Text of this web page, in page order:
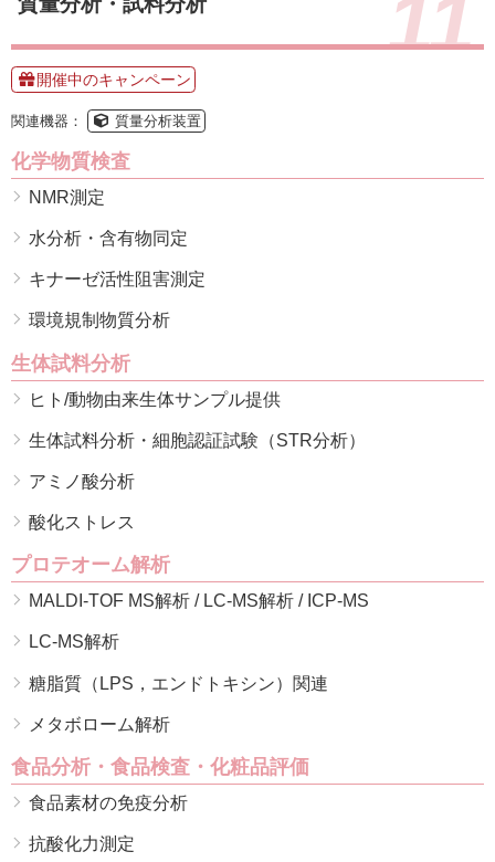
11
開催中のキャンペーン
関連機器： 質量分析装置
化学物質検査
NMR測定
水分析・含有物同定
キナーゼ活性阻害測定
環境規制物質分析
生体試料分析
ヒト/動物由来生体サンプル提供
生体試料分析・細胞認証試験（STR分析）
アミノ酸分析
酸化ストレス
プロテオーム解析
MALDI-TOF MS解析 / LC-MS解析 / ICP-MS
LC-MS解析
糖脂質（LPS，エンドトキシン）関連
メタボローム解析
食品分析・食品検査・化粧品評価
食品素材の免疫分析
抗酸化力測定